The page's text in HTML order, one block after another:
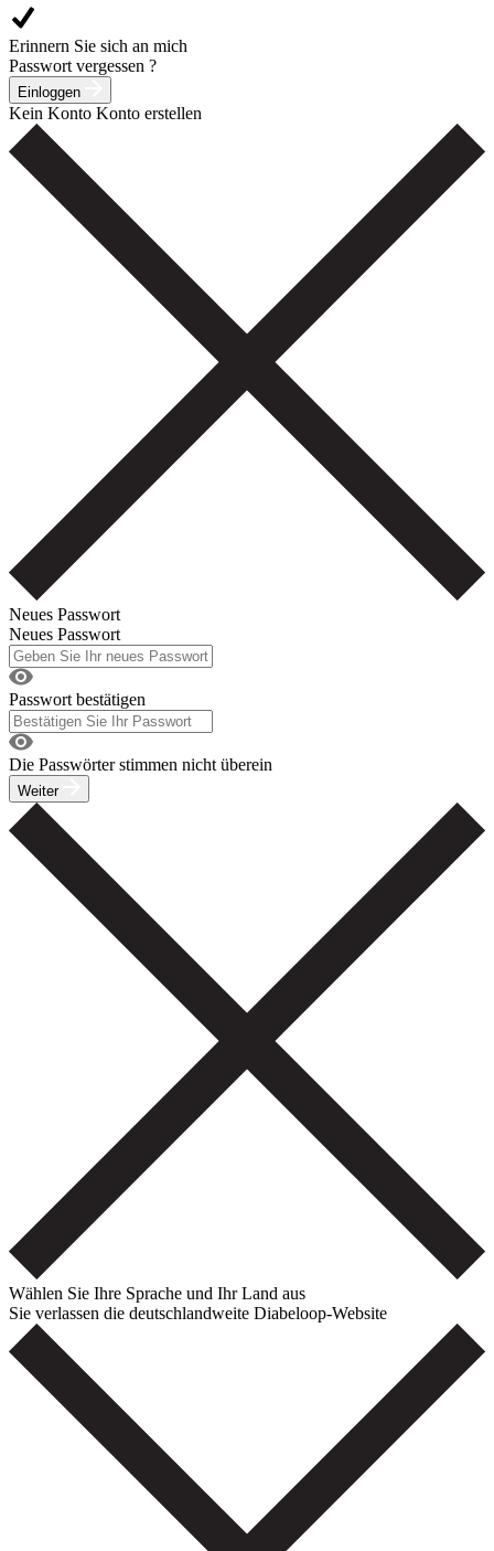
Erinnern Sie sich an mich
Passwort vergessen ?
Einloggen
Kein Konto Konto erstellen
Neues Passwort
Neues Passwort
Passwort bestätigen
Die Passwörter stimmen nicht überein
Weiter
Wählen Sie Ihre Sprache und Ihr Land aus
Sie verlassen die deutschlandweite Diabeloop-Website